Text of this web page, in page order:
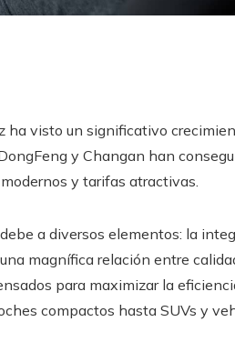
ha visto un significativo
y Changan han
y tarifas atractivas.
a diversos elementos: la
magnífica relación entre
para maximizar la
compactos hasta SUVs y